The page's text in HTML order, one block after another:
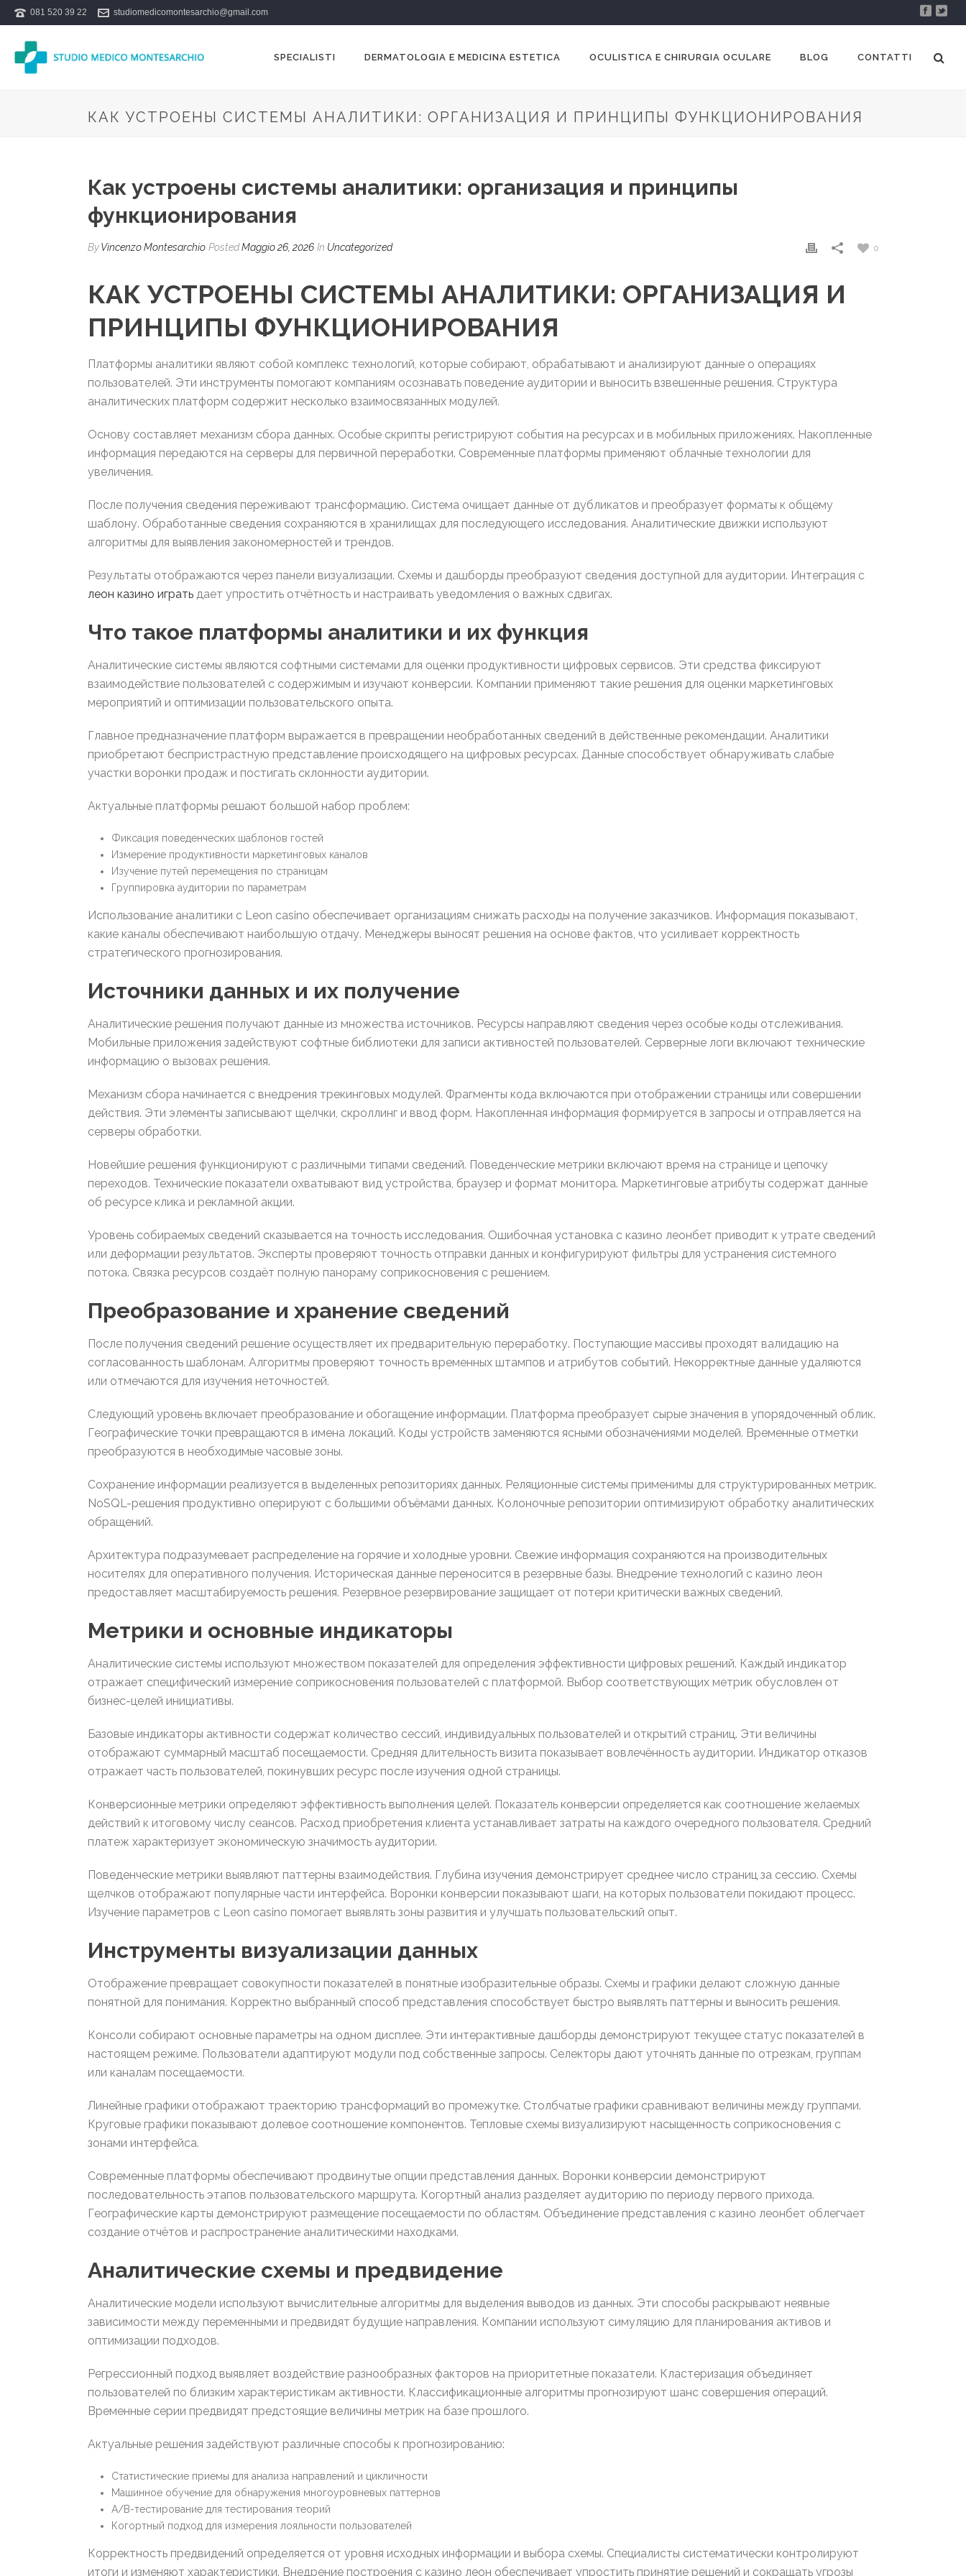
081 520 39 22 studiomedicomontesarchio@gmail.com
SPECIALISTI DERMATOLOGIA E MEDICINA ESTETICA OCULISTICA E CHIRURGIA OCULARE BLOG CONTATTI
КАК УСТРОЕНЫ СИСТЕМЫ АНАЛИТИКИ: ОРГАНИЗАЦИЯ И ПРИНЦИПЫ ФУНКЦИОНИРОВАНИЯ
Как устроены системы аналитики: организация и принципы
функционирования
ByVincenzo Montesarchio PostedMaggio 26, 2026 In Uncategorized 0
КАК УСТРОЕНЫ СИСТЕМЫ АНАЛИТИКИ: ОРГАНИЗАЦИЯ И
ПРИНЦИПЫ ФУНКЦИОНИРОВАНИЯ
Платформы аналитики являют собой комплекс технологий, которые собирают, обрабатывают и анализируют данные о операциях
пользователей. Эти инструменты помогают компаниям осознавать поведение аудитории и выносить взвешенные решения. Структура
аналитических платформ содержит несколько взаимосвязанных модулей.
Основу составляет механизм сбора данных. Особые скрипты регистрируют события на ресурсах и в мобильных приложениях. Накопленные
информация передаются на серверы для первичной переработки. Современные платформы применяют облачные технологии для
увеличения.
После получения сведения переживают трансформацию. Система очищает данные от дубликатов и преобразует форматы к общему
шаблону. Обработанные сведения сохраняются в хранилищах для последующего исследования. Аналитические движки используют
алгоритмы для выявления закономерностей и трендов.
Результаты отображаются через панели визуализации. Схемы и дашборды преобразуют сведения доступной для аудитории. Интеграция с
леон казино играть дает упростить отчётность и настраивать уведомления о важных сдвигах.
Что такое платформы аналитики и их функция
Аналитические системы являются софтными системами для оценки продуктивности цифровых сервисов. Эти средства фиксируют
взаимодействие пользователей с содержимым и изучают конверсии. Компании применяют такие решения для оценки маркетинговых
мероприятий и оптимизации пользовательского опыта.
Главное предназначение платформ выражается в превращении необработанных сведений в действенные рекомендации. Аналитики
приобретают беспристрастную представление происходящего на цифровых ресурсах. Данные способствует обнаруживать слабые
участки воронки продаж и постигать склонности аудитории.
Актуальные платформы решают большой набор проблем:
Фиксация поведенческих шаблонов гостей
Измерение продуктивности маркетинговых каналов
Изучение путей перемещения по страницам
Группировка аудитории по параметрам
Использование аналитики с Leon casino обеспечивает организациям снижать расходы на получение заказчиков. Информация показывают,
какие каналы обеспечивают наибольшую отдачу. Менеджеры выносят решения на основе фактов, что усиливает корректность
стратегического прогнозирования.
Источники данных и их получение
Аналитические решения получают данные из множества источников. Ресурсы направляют сведения через особые коды отслеживания.
Мобильные приложения задействуют софтные библиотеки для записи активностей пользователей. Серверные логи включают технические
информацию о вызовах решения.
Механизм сбора начинается с внедрения трекинговых модулей. Фрагменты кода включаются при отображении страницы или совершении
действия. Эти элементы записывают щелчки, скроллинг и ввод форм. Накопленная информация формируется в запросы и отправляется на
серверы обработки.
Новейшие решения функционируют с различными типами сведений. Поведенческие метрики включают время на странице и цепочку
переходов. Технические показатели охватывают вид устройства, браузер и формат монитора. Маркетинговые атрибуты содержат данные
об ресурсе клика и рекламной акции.
Уровень собираемых сведений сказывается на точность исследования. Ошибочная установка с казино леонбет приводит к утрате сведений
или деформации результатов. Эксперты проверяют точность отправки данных и конфигурируют фильтры для устранения системного
потока. Связка ресурсов создаёт полную панораму соприкосновения с решением.
Преобразование и хранение сведений
После получения сведений решение осуществляет их предварительную переработку. Поступающие массивы проходят валидацию на
согласованность шаблонам. Алгоритмы проверяют точность временных штампов и атрибутов событий. Некорректные данные удаляются
или отмечаются для изучения неточностей.
Следующий уровень включает преобразование и обогащение информации. Платформа преобразует сырые значения в упорядоченный облик.
Географические точки превращаются в имена локаций. Коды устройств заменяются ясными обозначениями моделей. Временные отметки
преобразуются в необходимые часовые зоны.
Сохранение информации реализуется в выделенных репозиториях данных. Реляционные системы применимы для структурированных метрик.
NoSQL-решения продуктивно оперируют с большими объёмами данных. Колоночные репозитории оптимизируют обработку аналитических
обращений.
Архитектура подразумевает распределение на горячие и холодные уровни. Свежие информация сохраняются на производительных
носителях для оперативного получения. Историческая данные переносится в резервные базы. Внедрение технологий с казино леон
предоставляет масштабируемость решения. Резервное резервирование защищает от потери критически важных сведений.
Метрики и основные индикаторы
Аналитические системы используют множеством показателей для определения эффективности цифровых решений. Каждый индикатор
отражает специфический измерение соприкосновения пользователей с платформой. Выбор соответствующих метрик обусловлен от
бизнес-целей инициативы.
Базовые индикаторы активности содержат количество сессий, индивидуальных пользователей и открытий страниц. Эти величины
отображают суммарный масштаб посещаемости. Средняя длительность визита показывает вовлечённость аудитории. Индикатор отказов
отражает часть пользователей, покинувших ресурс после изучения одной страницы.
Конверсионные метрики определяют эффективность выполнения целей. Показатель конверсии определяется как соотношение желаемых
действий к итоговому числу сеансов. Расход приобретения клиента устанавливает затраты на каждого очередного пользователя. Средний
платеж характеризует экономическую значимость аудитории.
Поведенческие метрики выявляют паттерны взаимодействия. Глубина изучения демонстрирует среднее число страниц за сессию. Схемы
щелчков отображают популярные части интерфейса. Воронки конверсии показывают шаги, на которых пользователи покидают процесс.
Изучение параметров с Leon casino помогает выявлять зоны развития и улучшать пользовательский опыт.
Инструменты визуализации данных
Отображение превращает совокупности показателей в понятные изобразительные образы. Схемы и графики делают сложную данные
понятной для понимания. Корректно выбранный способ представления способствует быстро выявлять паттерны и выносить решения.
Консоли собирают основные параметры на одном дисплее. Эти интерактивные дашборды демонстрируют текущее статус показателей в
настоящем режиме. Пользователи адаптируют модули под собственные запросы. Селекторы дают уточнять данные по отрезкам, группам
или каналам посещаемости.
Линейные графики отображают траекторию трансформаций во промежутке. Столбчатые графики сравнивают величины между группами.
Круговые графики показывают долевое соотношение компонентов. Тепловые схемы визуализируют насыщенность соприкосновения с
зонами интерфейса.
Современные платформы обеспечивают продвинутые опции представления данных. Воронки конверсии демонстрируют
последовательность этапов пользовательского маршрута. Когортный анализ разделяет аудиторию по периоду первого прихода.
Географические карты демонстрируют размещение посещаемости по областям. Объединение представления с казино леонбет облегчает
создание отчётов и распространение аналитическими находками.
Аналитические схемы и предвидение
Аналитические модели используют вычислительные алгоритмы для выделения выводов из данных. Эти способы раскрывают неявные
зависимости между переменными и предвидят будущие направления. Компании используют симуляцию для планирования активов и
оптимизации подходов.
Регрессионный подход выявляет воздействие разнообразных факторов на приоритетные показатели. Кластеризация объединяет
пользователей по близким характеристикам активности. Классификационные алгоритмы прогнозируют шанс совершения операций.
Временные серии предвидят предстоящие величины метрик на базе прошлого.
Актуальные решения задействуют различные способы к прогнозированию:
Статистические приемы для анализа направлений и цикличности
Машинное обучение для обнаружения многоуровневых паттернов
A/B-тестирование для тестирования теорий
Когортный подход для измерения лояльности пользователей
Корректность предвидений определяется от уровня исходных информации и выбора схемы. Специалисты систематически контролируют
итоги и изменяют характеристики. Внедрение построения с казино леон обеспечивает упростить принятие решений и сокращать угрозы